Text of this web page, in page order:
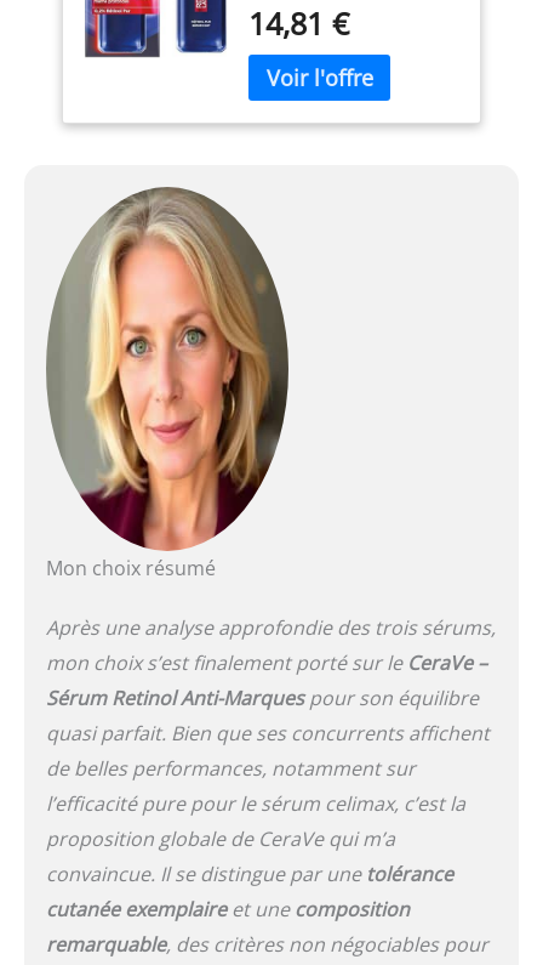
profondes, Adapté à tous
les types de peaux
Résultats : Peau
immédiatement
réhydratée, souple et
en 1 mois, Rides
profondes visiblement
réduites en 4 mois
Application : Appliquer 3-
4 gouttes sur peau
nettoyée et sèche le soir
avant le soin quotidien,
Utiliser un soin SPF 20
min. le lendemain matin,
Espacer les applications
les premières semaines
(2 fois la 1ère semaine,
contenant 0,2% de rétinol
pur aux propriétés anti-
oxydantes et enrichie en
glycérine aux bienfaits
hydratants, émollients et
protecteurs Contenu : 1x
Sérum de nuit au rétinol
pur L'Oréal Paris
Revitalift Laser, 30 ml
14,81 €
Mon choix résumé
Après une analyse approfondie des trois sérums,
mon choix s’est finalement porté sur le CeraVe –
Sérum Retinol Anti-Marquespour son équilibre
quasi parfait. Bien que ses concurrents affichent
de belles performances, notamment sur
l’efficacité pure pour le sérum celimax, c’est la
proposition globale de CeraVe qui m’a
convaincue. Il se distingue par une tolérance
cutanée exemplaireet unecomposition
remarquable, des critères non négociables pour